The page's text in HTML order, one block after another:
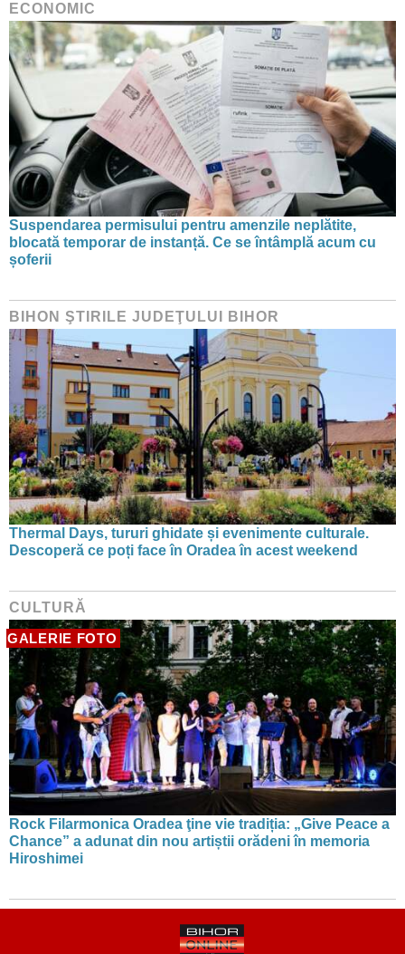
ECONOMIC
Suspendarea permisului pentru amenzile neplătite,
blocată temporar de instanță. Ce se întâmplă acum cu
șoferii
BIHON ŞTIRILE JUDEŢULUI BIHOR
Thermal Days, tururi ghidate și evenimente culturale.
Descoperă ce poți face în Oradea în acest weekend
CULTURĂ
GALERIE FOTO
Rock Filarmonica Oradea ţine vie tradiția: „Give Peace a
Chance” a adunat din nou artiștii orădeni în memoria
Hiroshimei